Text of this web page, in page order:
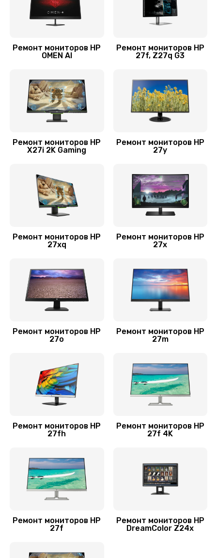
Ремонт подсветки
Замена разъёмов (HDMI, DVI, Дисплей порта)
Заказать
Ремонт мониторов HP
OMEN AI
Ремонт мониторов HP
27f, Z27q G3
Ремонт мониторов HP
X27i 2K Gaming
Ремонт мониторов HP
27y
Ремонт мониторов HP
27xq
Ремонт мониторов HP
27x
Ремонт мониторов HP
27o
Ремонт мониторов HP
27m
Ремонт мониторов HP
27fh
Ремонт мониторов HP
27f 4K
Ремонт мониторов HP
27f
Ремонт мониторов HP
DreamColor Z24x